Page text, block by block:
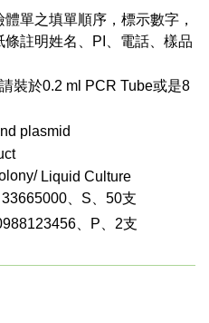
單之填單順序，標示數字，
註明姓名、
PI
、電話、樣品
裝於0.2 ml PCR Tube或是8
plasmid
Liquid Culture
33665000 S 50支
P 2支